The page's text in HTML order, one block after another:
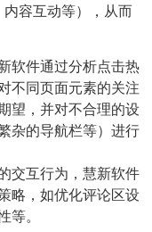
容互动等），从而
软件通过分析点击热
不同页面元素的关注
望，并对不合理的设
杂的导航栏等）进行
交互行为，慧新软件
略，如优化评论区设
等。